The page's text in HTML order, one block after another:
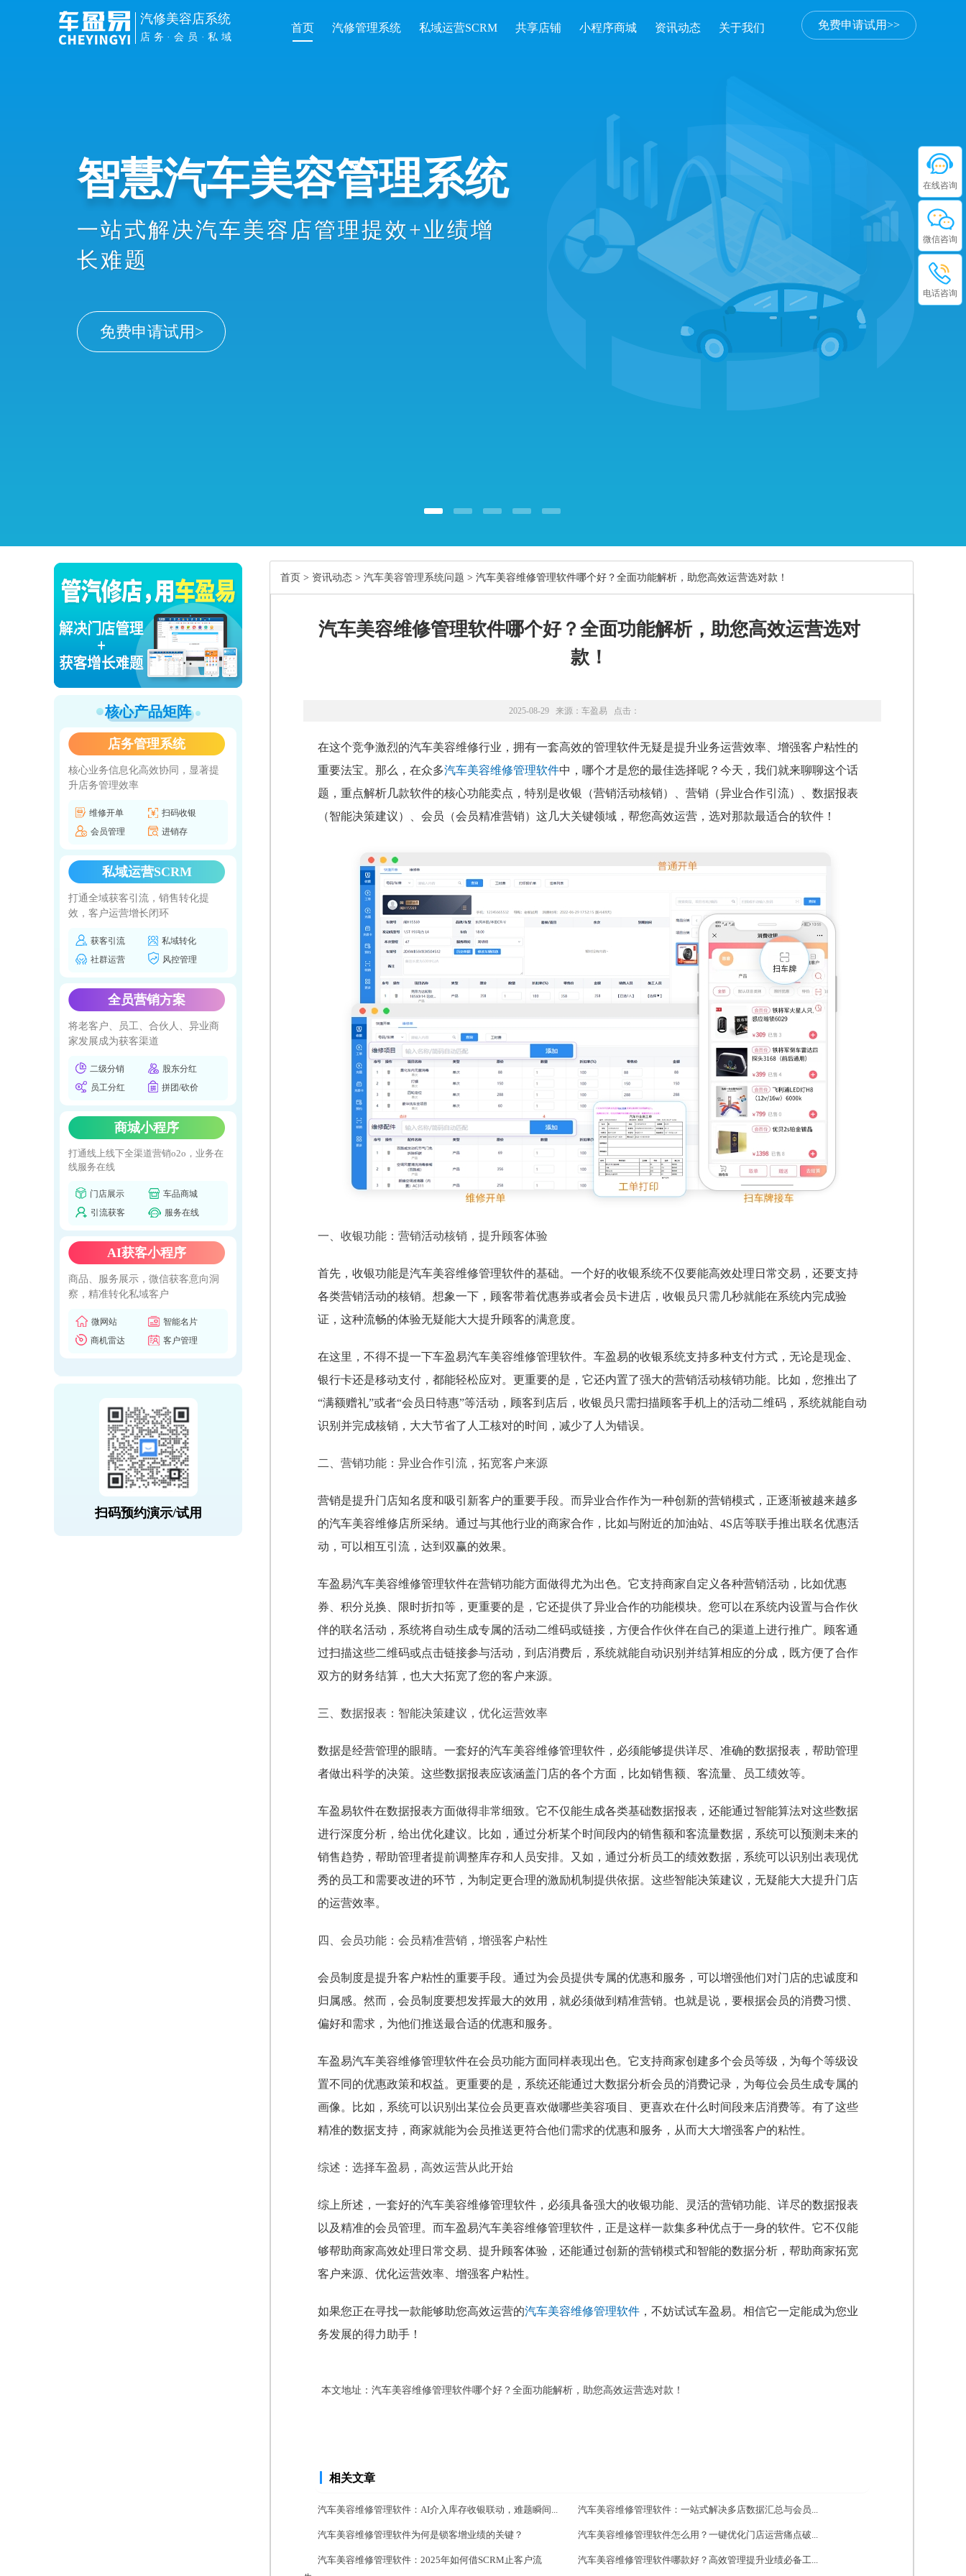
免费申请试用>>
汽修美容店系统
店务·会员·私域
首页 汽修管理系统 私域运营SCRM 共享店铺 小程序商城 资讯动态 关于我们
智慧汽车美容管理系统
一站式解决汽车美容店管理提效+业绩增
长难题
免费申请试用>
核心产品矩阵
店务管理系统
核心业务信息化高效协同，显著提
升店务管理效率
维修开单
扫码收银
会员管理
进销存
私域运营SCRM
打通全域获客引流，销售转化提
效，客户运营增长闭环
获客引流
私域转化
社群运营
风控管理
全员营销方案
将老客户、员工、合伙人、异业商
家发展成为获客渠道
二级分销
股东分红
员工分红
拼团/砍价
商城小程序
打通线上线下全渠道营销o2o，业务在
线服务在线
门店展示
车品商城
引流获客
服务在线
AI获客小程序
商品、服务展示，微信获客意向洞
察，精准转化私域客户
微网站
智能名片
商机雷达
客户管理
扫码预约演示/试用
首页 > 资讯动态 > 汽车美容管理系统问题 > 汽车美容维修管理软件哪个好？全面功能解析，助您高效运营选对款！
汽车美容维修管理软件哪个好？全面功能解析，助您高效运营选对
款！
2025-08-29 来源： 车盈易 点击：
在这个竞争激烈的汽车美容维修行业，拥有一套高效的管理软件无疑是提升业务运营效率、增强客户粘性的
重要法宝。那么，在众多汽车美容维修管理软件中，哪个才是您的最佳选择呢？今天，我们就来聊聊这个话
题，重点解析几款软件的核心功能卖点，特别是收银（营销活动核销）、营销（异业合作引流）、数据报表
（智能决策建议）、会员（会员精准营销）这几大关键领域，帮您高效运营，选对那款最适合的软件！
一、收银功能：营销活动核销，提升顾客体验
首先，收银功能是汽车美容维修管理软件的基础。一个好的收银系统不仅要能高效处理日常交易，还要支持
各类营销活动的核销。想象一下，顾客带着优惠券或者会员卡进店，收银员只需几秒就能在系统内完成验
证，这种流畅的体验无疑能大大提升顾客的满意度。
在这里，不得不提一下车盈易汽车美容维修管理软件。车盈易的收银系统支持多种支付方式，无论是现金、
银行卡还是移动支付，都能轻松应对。更重要的是，它还内置了强大的营销活动核销功能。比如，您推出了
“满额赠礼”或者“会员日特惠”等活动，顾客到店后，收银员只需扫描顾客手机上的活动二维码，系统就能自动
识别并完成核销，大大节省了人工核对的时间，减少了人为错误。
二、营销功能：异业合作引流，拓宽客户来源
营销是提升门店知名度和吸引新客户的重要手段。而异业合作作为一种创新的营销模式，正逐渐被越来越多
的汽车美容维修店所采纳。通过与其他行业的商家合作，比如与附近的加油站、4S店等联手推出联名优惠活
动，可以相互引流，达到双赢的效果。
车盈易汽车美容维修管理软件在营销功能方面做得尤为出色。它支持商家自定义各种营销活动，比如优惠
券、积分兑换、限时折扣等，更重要的是，它还提供了异业合作的功能模块。您可以在系统内设置与合作伙
伴的联名活动，系统将自动生成专属的活动二维码或链接，方便合作伙伴在自己的渠道上进行推广。顾客通
过扫描这些二维码或点击链接参与活动，到店消费后，系统就能自动识别并结算相应的分成，既方便了合作
双方的财务结算，也大大拓宽了您的客户来源。
三、数据报表：智能决策建议，优化运营效率
数据是经营管理的眼睛。一套好的汽车美容维修管理软件，必须能够提供详尽、准确的数据报表，帮助管理
者做出科学的决策。这些数据报表应该涵盖门店的各个方面，比如销售额、客流量、员工绩效等。
车盈易软件在数据报表方面做得非常细致。它不仅能生成各类基础数据报表，还能通过智能算法对这些数据
进行深度分析，给出优化建议。比如，通过分析某个时间段内的销售额和客流量数据，系统可以预测未来的
销售趋势，帮助管理者提前调整库存和人员安排。又如，通过分析员工的绩效数据，系统可以识别出表现优
秀的员工和需要改进的环节，为制定更合理的激励机制提供依据。这些智能决策建议，无疑能大大提升门店
的运营效率。
四、会员功能：会员精准营销，增强客户粘性
会员制度是提升客户粘性的重要手段。通过为会员提供专属的优惠和服务，可以增强他们对门店的忠诚度和
归属感。然而，会员制度要想发挥最大的效用，就必须做到精准营销。也就是说，要根据会员的消费习惯、
偏好和需求，为他们推送最合适的优惠和服务。
车盈易汽车美容维修管理软件在会员功能方面同样表现出色。它支持商家创建多个会员等级，为每个等级设
置不同的优惠政策和权益。更重要的是，系统还能通过大数据分析会员的消费记录，为每位会员生成专属的
画像。比如，系统可以识别出某位会员更喜欢做哪些美容项目、更喜欢在什么时间段来店消费等。有了这些
精准的数据支持，商家就能为会员推送更符合他们需求的优惠和服务，从而大大增强客户的粘性。
综述：选择车盈易，高效运营从此开始
综上所述，一套好的汽车美容维修管理软件，必须具备强大的收银功能、灵活的营销功能、详尽的数据报表
以及精准的会员管理。而车盈易汽车美容维修管理软件，正是这样一款集多种优点于一身的软件。它不仅能
够帮助商家高效处理日常交易、提升顾客体验，还能通过创新的营销模式和智能的数据分析，帮助商家拓宽
客户来源、优化运营效率、增强客户粘性。
如果您正在寻找一款能够助您高效运营的汽车美容维修管理软件，不妨试试车盈易。相信它一定能成为您业
务发展的得力助手！
本文地址： 汽车美容维修管理软件哪个好？全面功能解析，助您高效运营选对款！
相关文章
汽车美容维修管理软件：AI介入库存收银联动，难题瞬间... 汽车美容维修管理软件：一站式解决多店数据汇总与会员...
汽车美容维修管理软件为何是锁客增业绩的关键？ 汽车美容维修管理软件怎么用？一键优化门店运营痛点破...
汽车美容维修管理软件：2025年如何借SCRM止客户流
汽车美容维修管理软件哪款好？高效管理提升业绩必备工...
在线咨询
微信咨询
电话咨询